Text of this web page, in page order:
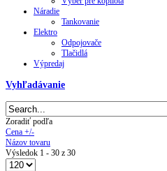
Náradie
Tankovanie
Elektro
Odpojovače
Tlačidlá
Výpredaj
Vyhľadávanie
Zoradiť podľa
Cena +/-
Názov tovaru
Výsledok 1 - 30 z 30